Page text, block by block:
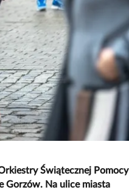
Świątecznej Pomocy
Gorzów. Na ulice miasta